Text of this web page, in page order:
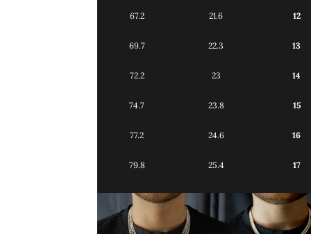
67.2 21.6 12
69.7 22.3 13
72.2 23 14
74.7 23.8 15
77.2 24.6 16
79.8 25.4 17